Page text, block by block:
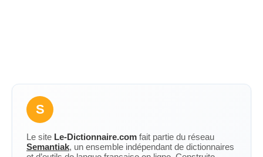
S
Le site Le-Dictionnaire.com fait partie du réseau
Semantiak, un ensemble indépendant de dictionnaires